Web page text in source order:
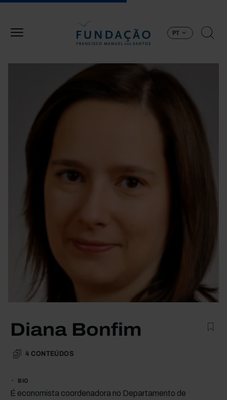
PT
Diana Bonfim
4 CONTEÚDOS
BIO
É economista coordenadora no Departamento de